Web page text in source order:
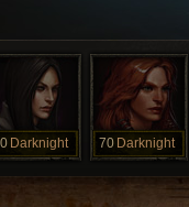
Darknight 70 Darknight